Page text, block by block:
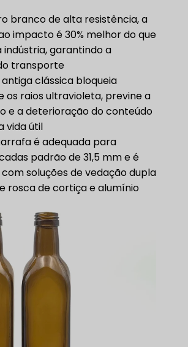
branco de alta resistência, a
impacto é 30% melhor do que
indústria, garantindo a
transporte
clássica bloqueia
os raios ultravioleta, previne a
e a deterioração do conteúdo
vida útil
é adequada para
padrão de 31,5 mm e é
soluções de vedação dupla
rosca de cortiça e alumínio